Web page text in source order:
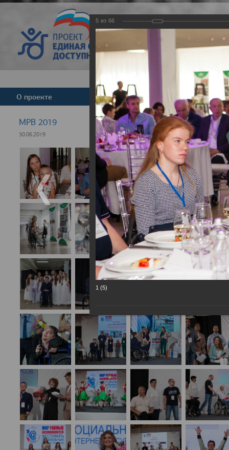
Версия для
О проекте Команда Новости
МРВ 2019
30.06.2019
5 из 66
1 (5)